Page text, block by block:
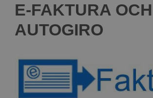
E-FAKTURA OCH
AUTOGIRO